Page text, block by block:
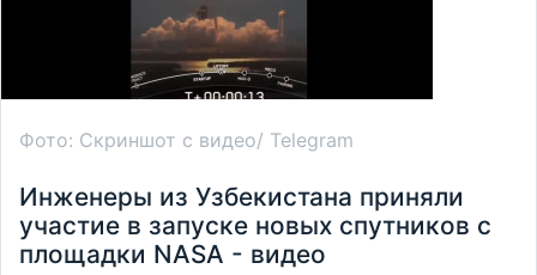
Фото: Скриншот с видео/ Telegram
Инженеры из Узбекистана приняли
участие в запуске новых спутников с
площадки NASA - видео